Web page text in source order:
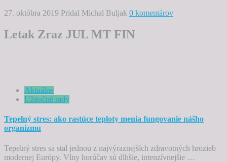
27. októbra 2019 Pridal Michal Buljak 0 komentárov
Letak Zraz JUL MT FIN
Aktuálne
Užitočné rady
Tepelný stres: ako rastúce teploty menia fungovanie nášho
organizmu
Tepelný stres sa stal jednou z najvýraznejších zdravotných hrozieb
modernej Európy. Vlny horúčav sú dlhšie, intenzívnejšie …